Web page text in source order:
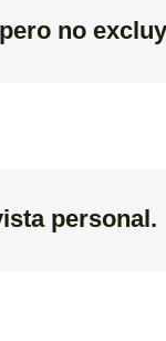
no
personal.